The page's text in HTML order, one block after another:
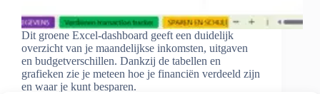
Dit groene Excel-dashboard geeft een duidelijk
overzicht van je maandelijkse inkomsten, uitgaven
en budgetverschillen. Dankzij de tabellen en
grafieken zie je meteen hoe je financiën verdeeld zijn
en waar je kunt besparen.